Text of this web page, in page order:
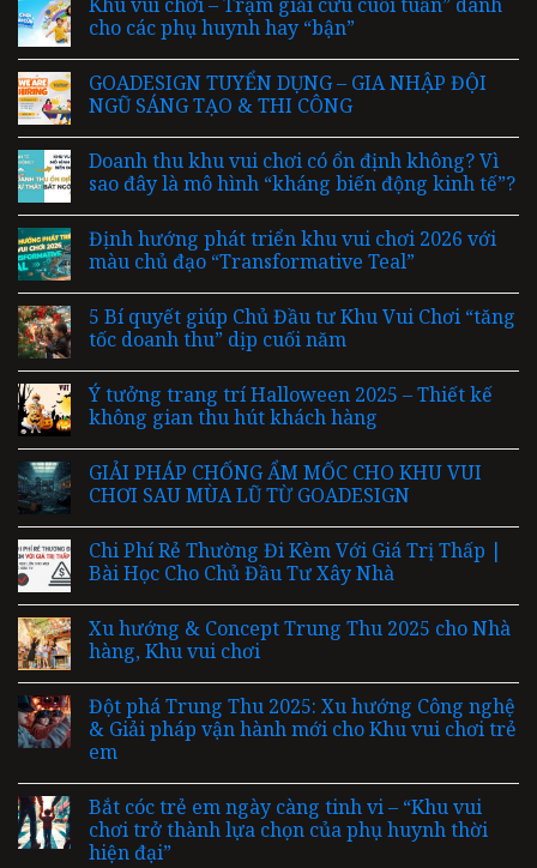
cho các phụ huynh hay “bận”
GOADESIGN TUYỂN DỤNG – GIA NHẬP ĐỘI
NGŨ SÁNG TẠO & THI CÔNG
Doanh thu khu vui chơi có ổn định không? Vì
sao đây là mô hình “kháng biến động kinh tế”?
Định hướng phát triển khu vui chơi 2026 với
màu chủ đạo “Transformative Teal”
5 Bí quyết giúp Chủ Đầu tư Khu Vui Chơi “tăng
tốc doanh thu” dịp cuối năm
Ý tưởng trang trí Halloween 2025 – Thiết kế
không gian thu hút khách hàng
GIẢI PHÁP CHỐNG ẨM MỐC CHO KHU VUI
CHƠI SAU MÙA LŨ TỪ GOADESIGN
Chi Phí Rẻ Thường Đi Kèm Với Giá Trị Thấp |
Bài Học Cho Chủ Đầu Tư Xây Nhà
Xu hướng & Concept Trung Thu 2025 cho Nhà
hàng, Khu vui chơi
Đột phá Trung Thu 2025: Xu hướng Công nghệ
& Giải pháp vận hành mới cho Khu vui chơi trẻ
em
Bắt cóc trẻ em ngày càng tinh vi – “Khu vui
chơi trở thành lựa chọn của phụ huynh thời
hiện đại”